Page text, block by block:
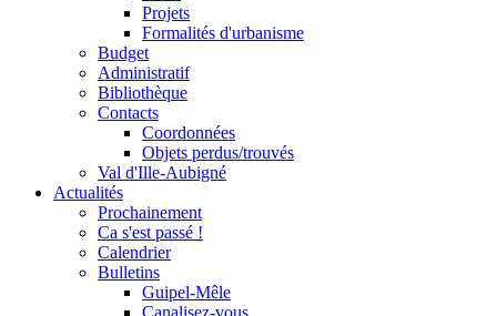
Projets
Formalités d'urbanisme
Budget
Administratif
Bibliothèque
Contacts
Coordonnées
Objets perdus/trouvés
Val d'Ille-Aubigné
Actualités
Prochainement
Ca s'est passé !
Calendrier
Bulletins
Guipel-Mêle
Canalisez-vous